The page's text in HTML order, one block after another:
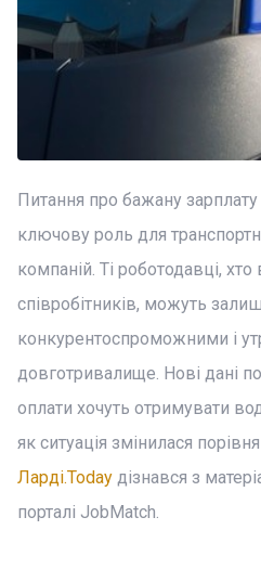
Питання про бажану зарплату
ключову роль для
компаній. Ті роботодавці,
співробітників, можуть
конкурентоспроможними і
довготривалище. Нові дані
оплати хочуть отримувати
як ситуація змінилася
Ларді.Today дізнався з
порталі JobMatch.